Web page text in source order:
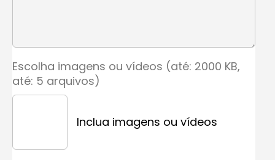
Escolha imagens ou vídeos (até: 2000 KB,
até: 5 arquivos)
Inclua imagens ou vídeos